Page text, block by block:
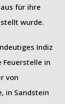
für ihre
wurde.
Indiz
in
von
in Sandstein